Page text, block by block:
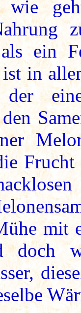
wie
ein
in
Frucht
mit
doch